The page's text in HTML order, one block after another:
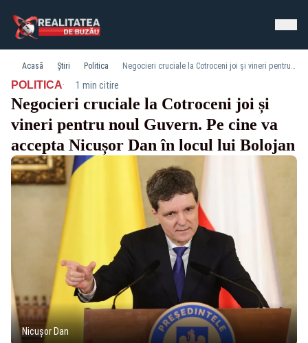
Acasă Știri Politica Negocieri cruciale la Cotroceni joi și vineri pentru noul Guvern. Pe cine va accepta Nicușor Dan în locul lui Bolojan
POLITICA· 1 min citire
Negocieri cruciale la Cotroceni joi și
vineri pentru noul Guvern. Pe cine va
accepta Nicușor Dan în locul lui Bolojan
Nicușor Dan